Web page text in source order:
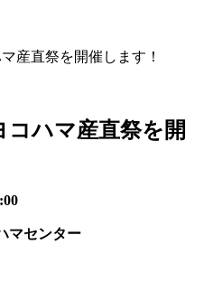
産直祭を開催します！
ハマ産直祭を開
マセンター